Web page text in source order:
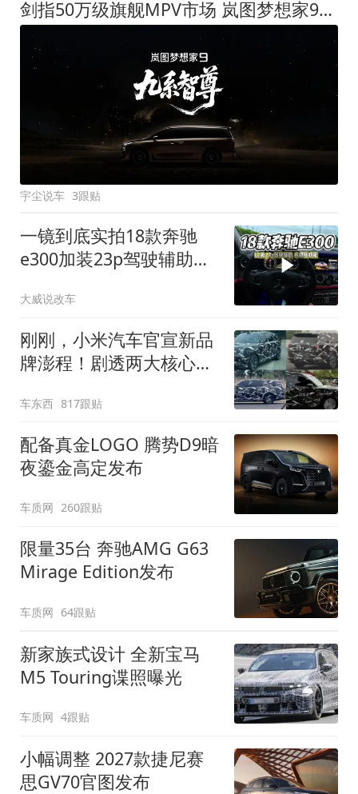
剑指50万级旗舰MPV市场 岚图梦想家9定名
宇尘说车 3跟贴
一镜到底实拍18款奔驰
e300加装23p驾驶辅助系
大威说改车
刚刚，小米汽车官宣新品
牌澎程！剧透两大核心细
车东西 817跟贴
配备真金LOGO 腾势D9暗
夜鎏金高定发布
车质网 260跟贴
限量35台 奔驰AMG G63
Mirage Edition发布
车质网 64跟贴
新家族式设计 全新宝马
M5 Touring谍照曝光
车质网 4跟贴
小幅调整 2027款捷尼赛
思GV70官图发布